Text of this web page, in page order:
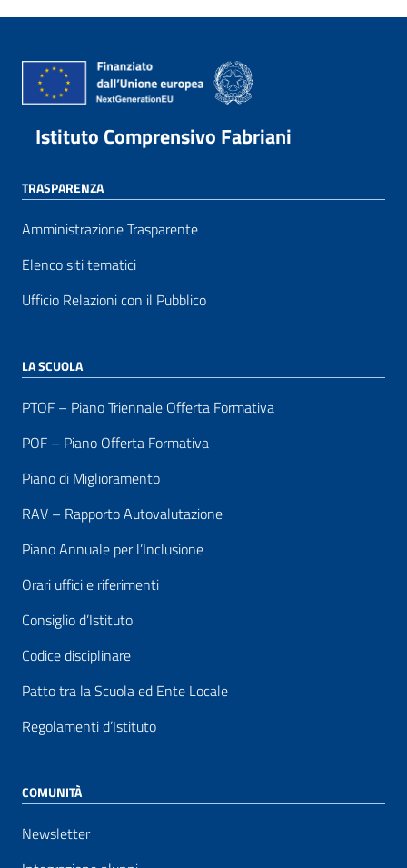
Istituto Comprensivo Fabriani
TRASPARENZA
Amministrazione Trasparente
Elenco siti tematici
Ufficio Relazioni con il Pubblico
LA SCUOLA
PTOF – Piano Triennale Offerta Formativa
POF – Piano Offerta Formativa
Piano di Miglioramento
RAV – Rapporto Autovalutazione
Piano Annuale per l’Inclusione
Orari uffici e riferimenti
Consiglio d’Istituto
Codice disciplinare
Patto tra la Scuola ed Ente Locale
Regolamenti d’Istituto
COMUNITÀ
Newsletter